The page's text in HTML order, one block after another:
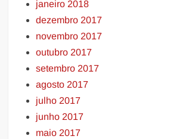
janeiro 2018
dezembro 2017
novembro 2017
outubro 2017
setembro 2017
agosto 2017
julho 2017
junho 2017
maio 2017